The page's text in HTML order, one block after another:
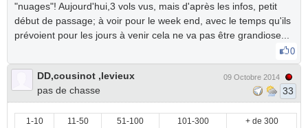
"nuages"! Aujourd'hui,3 vols vus, mais d'après les infos, petit
début de passage; à voir pour le week end, avec le temps qu'ils
prévoient pour les jours à venir cela ne va pas être grandiose...
0
DD,cousinot ,levieux
pas de chasse
09 Octobre 2014
33
1-10 11-50 51-100 101-300 + de 300